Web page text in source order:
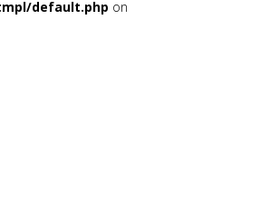
default.php on